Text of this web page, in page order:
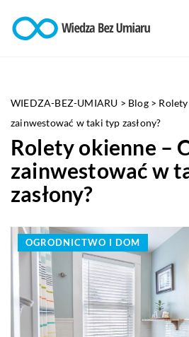
WIEDZA-BEZ-UMIARU > Blog>
zainwestować w taki typ zasłony?
Rolety okienne –
zainwestować w
zasłony?
OGRODNICTWO I DOM